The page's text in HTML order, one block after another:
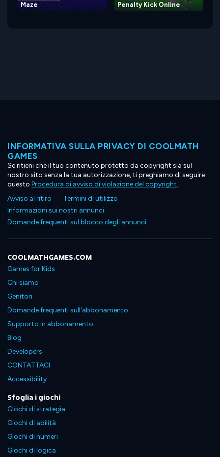
Maze Penalty Kick Online
INFORMATIVA SULLA PRIVACY DI COOLMATH
GAMES
Se ritieni che il tuo contenuto protetto da copyright sia sul
nostro sito senza la tua autorizzazione, ti preghiamo di seguire
questo Procedura di avviso di violazione del copyright.
Avviso al ritiro
Termini di utilizzo
Informazioni sui nostri annunci
Domande frequenti sul blocco degli annunci
COOLMATHGAMES.COM
Games for Kids
Chi siamo
Genitori
Domande frequenti sull'abbonamento
Supporto in abbonamento
Blog
Developers
CONTATTACI
Accessibility
Sfoglia i giochi
Giochi di strategia
Giochi di abilità
Giochi di numeri
Giochi di logica